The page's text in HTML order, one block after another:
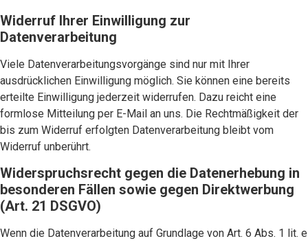
Widerruf Ihrer Einwilligung zur
Datenverarbeitung
Viele Datenverarbeitungsvorgänge sind nur mit Ihrer
ausdrücklichen Einwilligung möglich. Sie können eine bereits
erteilte Einwilligung jederzeit widerrufen. Dazu reicht eine
formlose Mitteilung per E-Mail an uns. Die Rechtmäßigkeit der
bis zum Widerruf erfolgten Datenverarbeitung bleibt vom
Widerruf unberührt.
Widerspruchsrecht gegen die Datenerhebung in
besonderen Fällen sowie gegen Direktwerbung
(Art. 21 DSGVO)
Wenn die Datenverarbeitung auf Grundlage von Art. 6 Abs. 1 lit. e